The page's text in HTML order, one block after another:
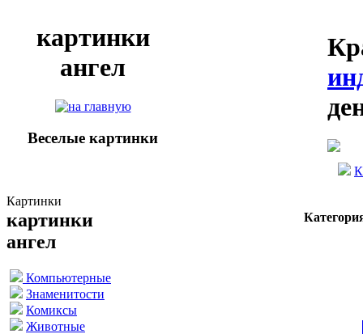
картинки
ангел
Веселые картинки
Картинки
картинки
ангел
Компьютерные
Знаменитости
Комиксы
Животные